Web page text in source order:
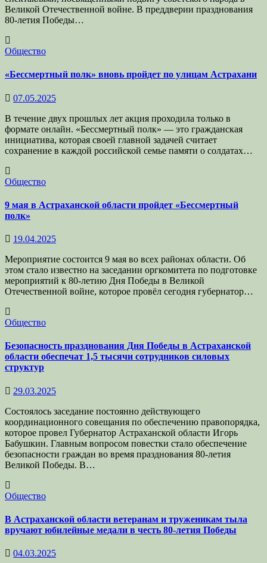
Великой Отечественной войне. В преддверии празднования
80-летия Победы…
Общество
«Бессмертный полк» вновь пройдет по улицам Астрахани
07.05.2025
В течение двух прошлых лет акция проходила только в
формате онлайн. «Бессмертный полк» — это гражданская
инициатива, которая своей главной задачей считает
сохранение в каждой российской семье памяти о солдатах…
Общество
9 мая в Астраханской области пройдет «Бессмертный
полк»
19.04.2025
Мероприятие состоится 9 мая во всех районах области. Об
этом стало известно на заседании оргкомитета по подготовке
мероприятий к 80-летию Дня Победы в Великой
Отечественной войне, которое провёл сегодня губернатор…
Общество
Безопасность празднования Дня Победы в Астраханской
области обеспечат 1,5 тысячи сотрудников силовых
структур
29.03.2025
Состоялось заседание постоянно действующего
координационного совещания по обеспечению правопорядка,
которое провел Губернатор Астраханской области Игорь
Бабушкин. Главным вопросом повестки стало обеспечение
безопасности граждан во время празднования 80-летия
Великой Победы. В…
Общество
В Астраханской области ветеранам и труженикам тыла
вручают юбилейные медали в честь 80-летия Победы
04.03.2025